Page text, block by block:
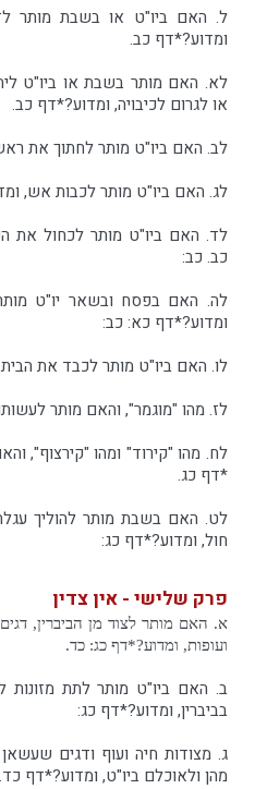
ל. האם ביו"ט או בשבת מותר
ומדוע?*דף כב.
לא. האם מותר בשבת או ביו"ט
או לגרום לכיבויה, ומדוע?*דף כב.
לב. האם ביו"ט מותר לחתוך את
לג. האם ביו"ט מותר לכבות אש,
לד. האם ביו"ט מותר לכחול את
כב. כב:
לה. האם בפסח ובשאר יו"ט מותר
ומדוע?*דף כא: כב:
לו. האם ביו"ט מותר לכבד את
לז. מהו "מוגמר", והאם מותר
לח. מהו "קירוד" ומהו "קירצוף",
*דף כג.
לט. האם בשבת מותר להוליך
חול, ומדוע?*דף כג:
פרק שלישי - אין צדין
א. האם מותר לצוד מן הביברין, דגים,
ועופות, ומדוע?*דף כג: כד.
ב. האם ביו"ט מותר לתת מזונות
בביברין, ומדוע?*דף כג:
ג. מצודות חיה ועוף ודגים
מהן ולאוכלם ביו"ט, ומדוע?*דף